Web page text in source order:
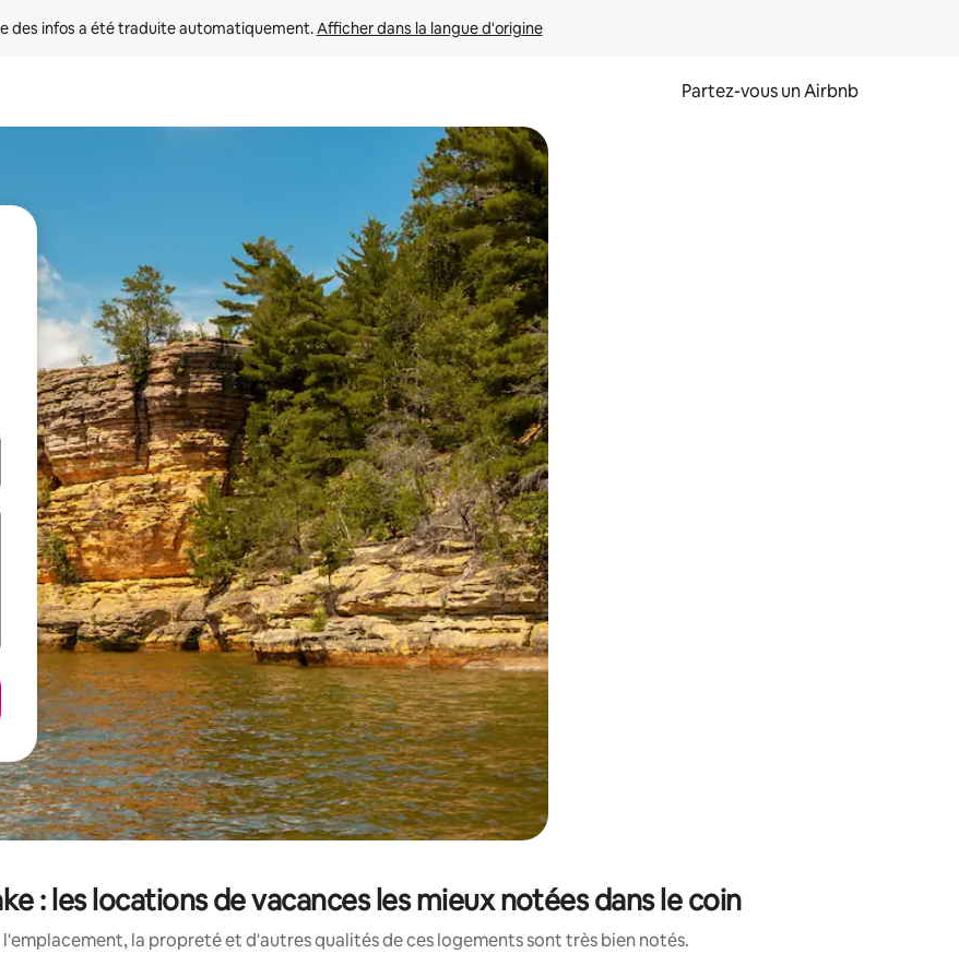
des infos a été traduite automatiquement. Afficher dans la langue d'origine
Partez-vous un Airbnb
les flèches vers le haut et vers le bas, ou en appuyant dessus et en les faisant glisser.
: les locations de vacances les mieux notées dans le coin
l'emplacement, la propreté et d'autres qualités de ces logements sont très bien notés.